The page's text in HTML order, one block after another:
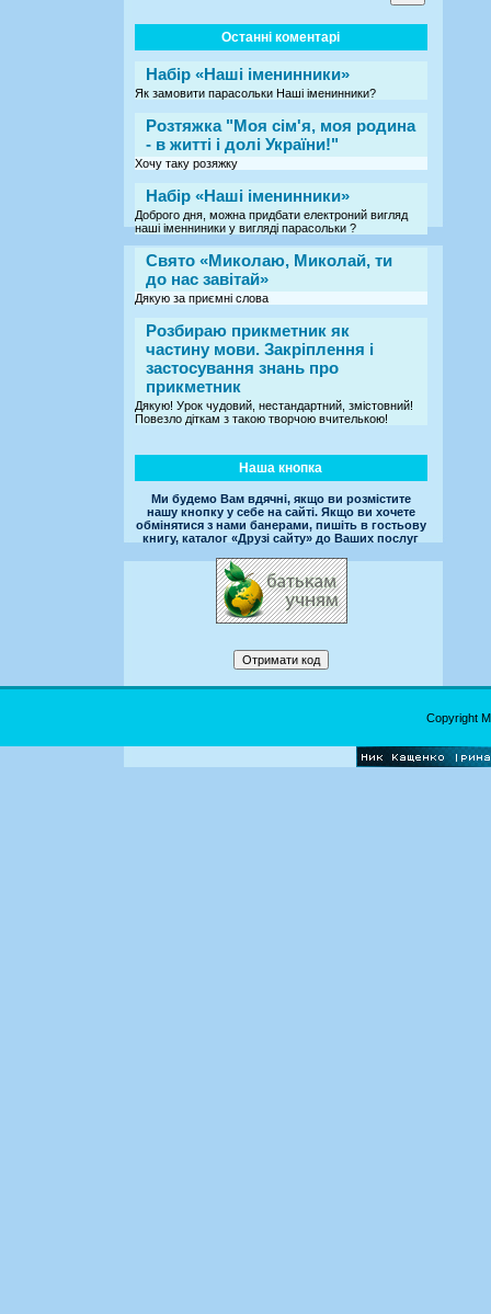
Останні коментарі
Набір «Наші іменинники»
Як замовити парасольки Наші іменинники?
Розтяжка "Моя сім'я, моя родина
- в житті і долі України!"
Хочу таку розяжку
Набір «Наші іменинники»
Доброго дня, можна придбати електроний вигляд
наші іменниники у вигляді парасольки ?
Свято «Миколаю, Миколай, ти
до нас завітай»
Дякую за приємні слова
Розбираю прикметник як
частину мови. Закріплення і
застосування знань про
прикметник
Дякую! Урок чудовий, нестандартний, змістовний!
Повезло діткам з такою творчою вчителькою!
Наша кнопка
Ми будемо Вам вдячні, якщо ви розмістите
нашу кнопку у себе на сайті. Якщо ви хочете
обмінятися з нами банерами, пишіть в гостьову
книгу, каталог «Друзі сайту» до Ваших послуг
Copyright